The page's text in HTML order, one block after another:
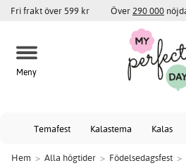
Fri frakt över 599 kr Över 290 000
Meny
Temafest Kalastema Kalas
Hem > Alla högtider > Födelsedagsfest >